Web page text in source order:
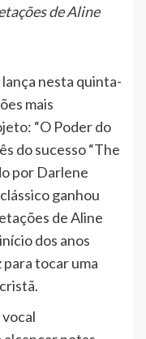
de Aline
nesta quinta-
mais
“O Poder do
do sucesso “The
por Darlene
ganhou
de Aline
dos anos
para tocar uma